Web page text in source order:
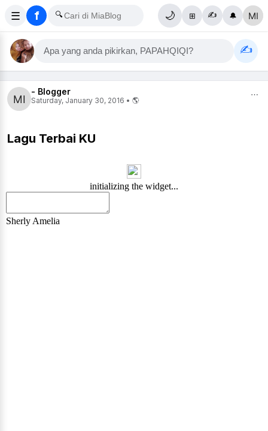
☰ f 🔍 🌙 ⊞ ✍️ 🔔
Apa yang anda pikirkan, PAPAHQIQI? ✍️
- Blogger
Saturday, January 30, 2016 • 🌎
⋯
Lagu Terbai KU